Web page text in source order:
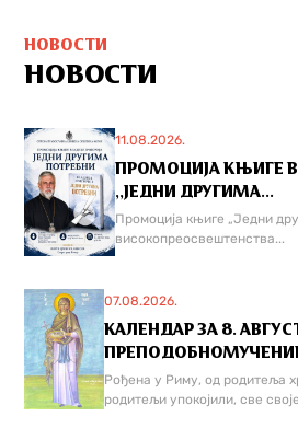
НОВОСТИ
НОВОСТИ
11.08.2026.
ПРОМОЦИЈА КЊИГЕ
,,ЈЕДНИ ДРУГИМА...
Промоција књиге „Једни
високопреосвештенства...
07.08.2026.
КАЛЕНДАР ЗА 8.
Рођена у Риму, од родитеља
родитељи упокојили, све